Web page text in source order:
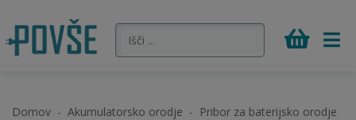
Domov Akumulatorsko orodje
Pribor za baterijsko orodje